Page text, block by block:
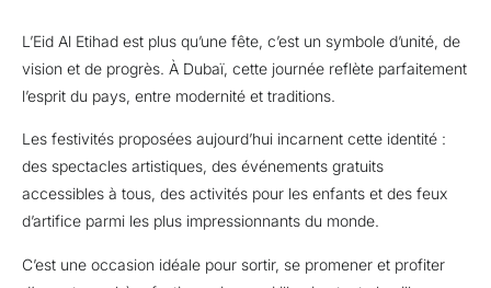
L’Eid Al Etihad est plus qu’une fête, c’est un symbole d’unité, de
vision et de progrès. À Dubaï, cette journée reflète parfaitement
l’esprit du pays, entre modernité et traditions.
Les festivités proposées aujourd’hui incarnent cette identité :
des spectacles artistiques, des événements gratuits
accessibles à tous, des activités pour les enfants et des feux
d’artifice parmi les plus impressionnants du monde.
C’est une occasion idéale pour sortir, se promener et profiter